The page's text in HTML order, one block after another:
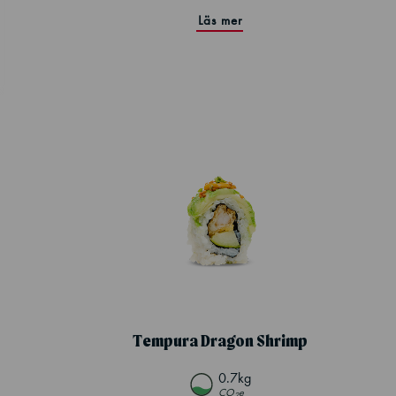
Läs mer
Tempura Dragon Shrimp
0.7kg
CO e